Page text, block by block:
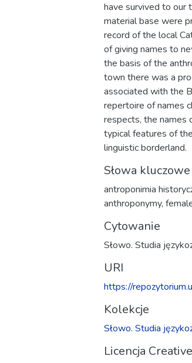
have survived to our
material base were
record of the local
of giving names to
the basis of the
town there was a
associated with the
repertoire of names
respects, the names
typical features of
linguistic borderland.
Słowa kluczowe
antroponimia
anthroponymy,
Cytowanie
Słowo. Studia
URI
https://
Kolekcje
Słowo. Studia
Licencja